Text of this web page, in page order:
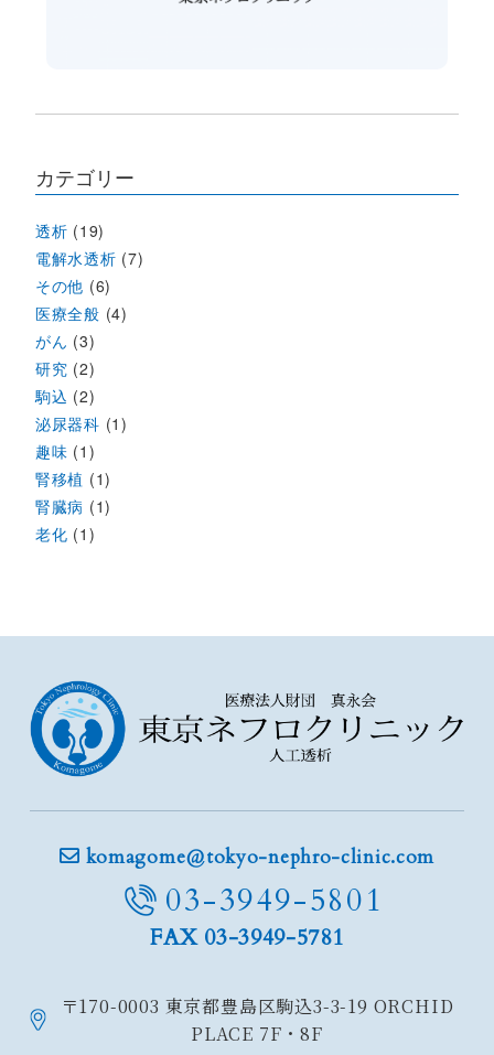
カテゴリー
透析 (19)
電解水透析 (7)
その他 (6)
医療全般 (4)
がん (3)
研究 (2)
駒込 (2)
泌尿器科 (1)
趣味 (1)
腎移植 (1)
腎臓病 (1)
老化 (1)
komagome@tokyo-nephro-clinic.com
03-3949-5801
FAX 03-3949-5781
〒170-0003 東京都豊島区駒込3-3-19 ORCHID
PLACE 7F・8F